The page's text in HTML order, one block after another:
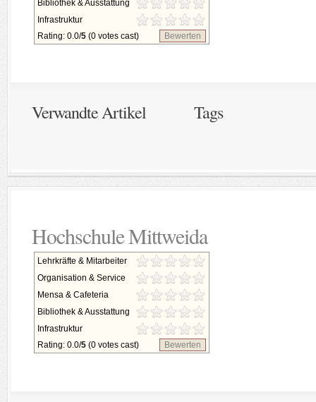
Bibliothek & Ausstattung
Infrastruktur
Rating: 0.0/5 (0 votes cast) Bewerten
Verwandte Artikel Tags
Hochschule Mittweida
Lehrkräfte & Mitarbeiter
Organisation & Service
Mensa & Cafeteria
Bibliothek & Ausstattung
Infrastruktur
Rating: 0.0/5 (0 votes cast) Bewerten